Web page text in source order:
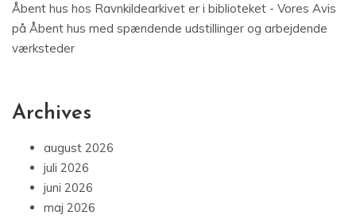
Åbent hus hos Ravnkildearkivet er i biblioteket - Vores Avis
på Åbent hus med spændende udstillinger og arbejdende
værksteder
Archives
august 2026
juli 2026
juni 2026
maj 2026